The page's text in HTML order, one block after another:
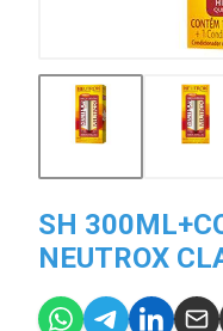
SH
NEUTROX